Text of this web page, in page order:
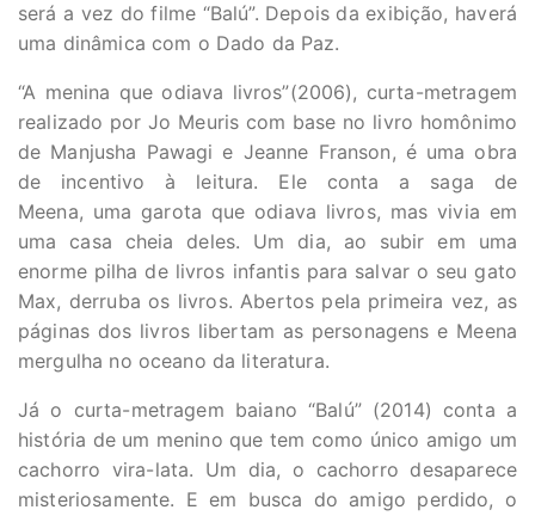
será a vez do filme “Balú”. Depois da exibição, haverá
uma dinâmica com o Dado da Paz.
“A menina que odiava livros”(2006), curta-metragem
realizado por Jo Meuris com base no livro homônimo
de Manjusha Pawagi e Jeanne Franson, é uma obra
de incentivo à leitura. Ele conta a saga de
Meena, uma garota que odiava livros, mas vivia em
uma casa cheia deles. Um dia, ao subir em uma
enorme pilha de livros infantis para salvar o seu gato
Max, derruba os livros. Abertos pela primeira vez, as
páginas dos livros libertam as personagens e Meena
mergulha no oceano da literatura.
Já o curta-metragem baiano “Balú” (2014) conta a
história de um menino que tem como único amigo um
cachorro vira-lata. Um dia, o cachorro desaparece
misteriosamente. E em busca do amigo perdido, o